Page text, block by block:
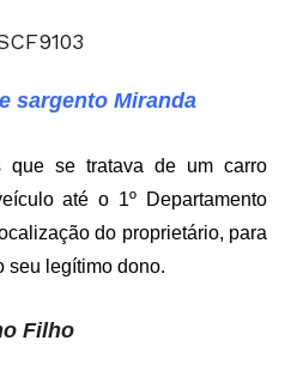
sargento Miranda
que se tratava de um carro
até o 1º Departamento
do proprietário, para
seu legítimo dono.
Filho